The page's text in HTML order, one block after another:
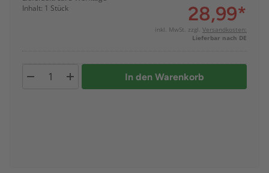
Inhalt: 1 Stück
28,99*
inkl. MwSt. zzgl. Versandkosten:
Lieferbar nach DE
In den Warenkorb